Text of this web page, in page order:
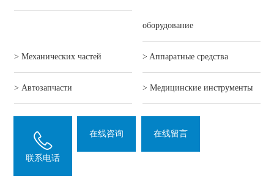
оборудование
> Механических частей > Aппаратные средства
> Автозапчасти > Mедицинские инструменты
联系电话
在线咨询 在线留言